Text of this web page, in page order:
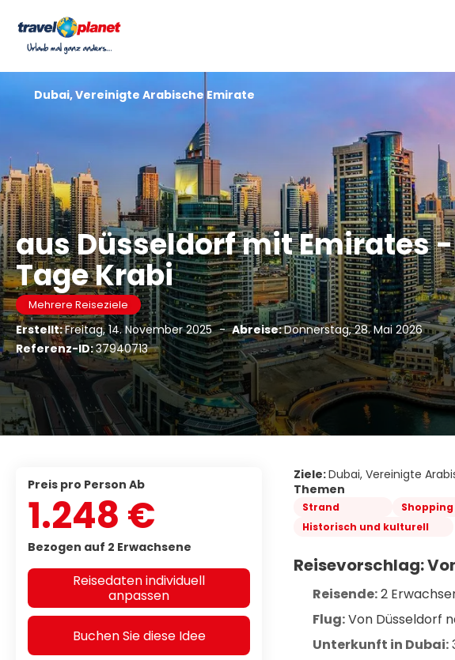
aus Düsseldorf mit Emirates -
Tage Krabi
Mehrere Reiseziele
Erstellt:Freitag, 14. November 2025 - Abreise:Donnerstag, 28. Mai 2026
Referenz-ID:37940713
Dubai, Vereinigte Arabische Emirate
Ziele:Dubai, Vereinigte
Themen
Strand Shopping
Historisch und kulturell
Reisevorschlag:
Reisende: 2
Flug: Von Düsseldorf
Unterkunft in Dubai:
Preis pro Person Ab
1.248 €
Bezogen auf 2 Erwachsene
Reisedaten individuell
anpassen
Buchen Sie diese Idee